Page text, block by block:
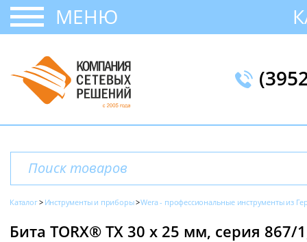
МЕНЮ
Каталог Инструменты и приборы Wera - профессиональные инструменты из
Бита TORX® TX 30 х 25 мм, серия 867/